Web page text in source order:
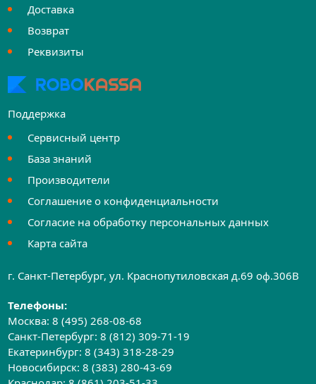
Доставка
Возврат
Реквизиты
Поддержка
Сервисный центр
База знаний
Производители
Соглашение о конфиденциальности
Согласие на обработку персональных данных
Карта сайта
г. Санкт-Петербург, ул. Краснопутиловская д.69 оф.306B
Телефоны:
Москва:8 (495) 268-08-68
Санкт-Петербург:8 (812) 309-71-19
Екатеринбург:8 (343) 318-28-29
Новосибирск:8 (383) 280-43-69